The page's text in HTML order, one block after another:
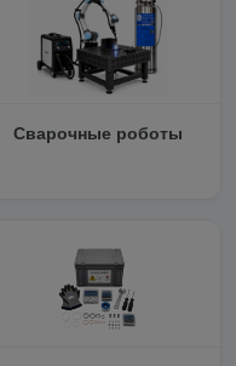
Сварочные роботы